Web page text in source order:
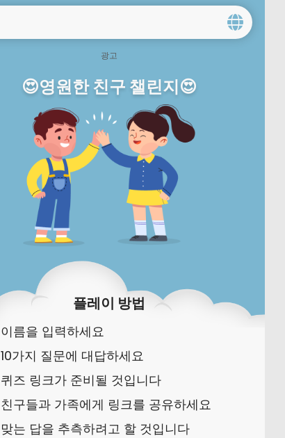
Home
Social
Privacy
FAQ's
Terms & Conditions
😍영원한 친구 챌린지😍
플레이 방법
이름을 입력하세요
10가지 질문에 대답하세요
퀴즈 링크가 준비될 것입니다
친구들과 가족에게 링크를 공유하세요
맞는 답을 추측하려고 할 것입니다